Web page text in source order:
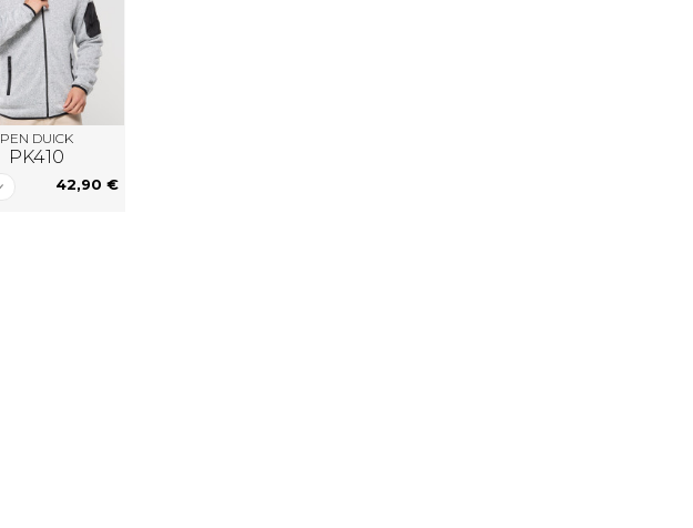
PEN DUICK
PK410
42,90 €